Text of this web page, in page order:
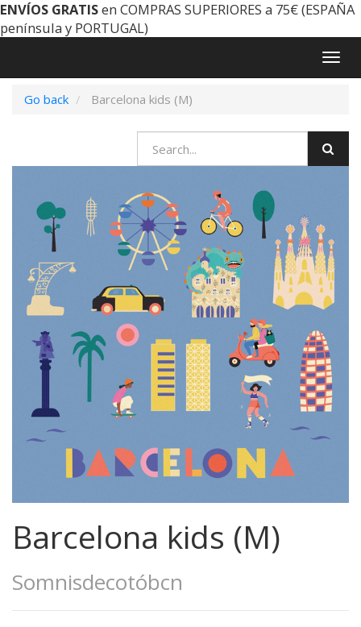
ENVÍOS GRATISen COMPRAS SUPERIORES a 75€ (ESPAÑA
península y PORTUGAL)
Go back
Barcelona kids (M)
Barcelona kids (M)
Somnisdecotóbcn